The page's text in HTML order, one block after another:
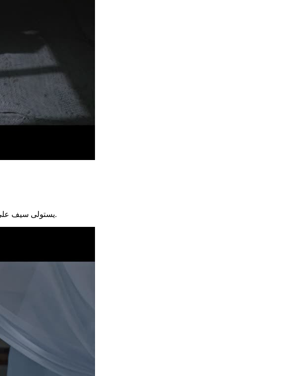
يستولى سيف على أراضي الأهلي المتعثرين في تسديد ديونهم، ويتهم درويش بحرق السفينة، ويحاول دفع ابنه ضاحي لتولي زمام الأمور معه.